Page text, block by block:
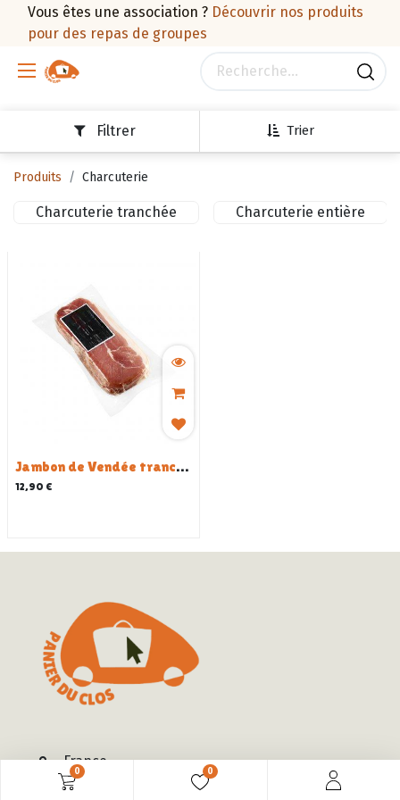
0 0
Vous êtes une association ? Découvrir nos produits
pour des repas de groupes
Trier
Filtrer
Produits Charcuterie
Charcuterie tranchée Charcuterie entière
Jambon de Vendée tranché - 750 G
12,90 €
France